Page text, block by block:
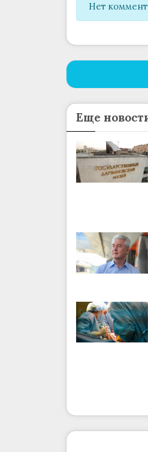
Нет
Еще